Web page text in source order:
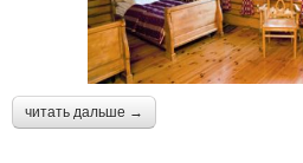
читать дальше →